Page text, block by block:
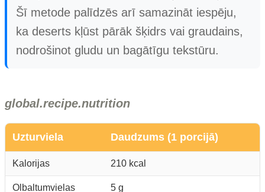
Šī metode palīdzēs arī samazināt iespēju,
ka deserts kļūst pārāk šķidrs vai graudains,
nodrošinot gludu un bagātīgu tekstūru.
global.recipe.nutrition
Uzturviela Daudzums (1 porcijā)
Kalorijas 210 kcal
Olbaltumvielas 5 g